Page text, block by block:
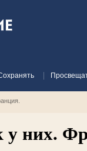
у них.